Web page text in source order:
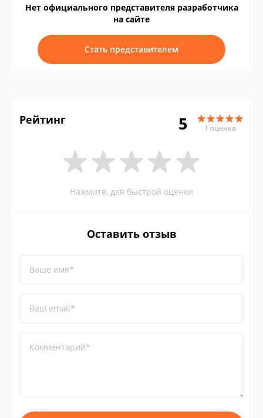
Нет официального представителя разработчика
на сайте
Стать представителем
Рейтинг 5 1 оценка
Нажмите, для быстрой оценки
Оставить отзыв
Ваше имя*
Ваш email*
Комментарий*